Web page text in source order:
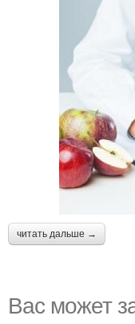
читать дальше →
Вас может